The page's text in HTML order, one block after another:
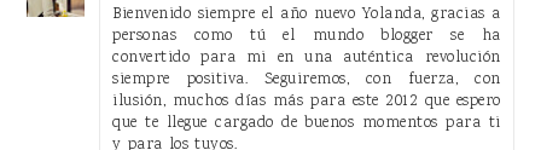
Bienvenido siempre el año nuevo Yolanda, gracias a
personas como tú el mundo blogger se ha
convertido para mi en una auténtica revolución
siempre positiva. Seguiremos, con fuerza, con
ilusión, muchos días más para este 2012 que espero
que te llegue cargado de buenos momentos para ti
y para los tuyos.